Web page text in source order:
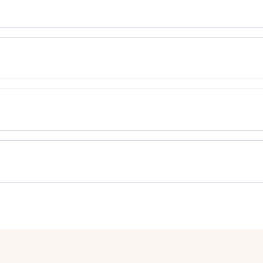
do włosów suchych i zniszczonych. Jej odżywiająca
wypełniają uszkodzone obszary włosa, zapewniając
nadając Twoim włosom połysk i elastyczność!
Trimethicone, Argania Spinosa (Argan) Kernel Oil,
Dimethylamine Lactate, Ethylhexylglycerin
Laurdimonium Hydroxypropyl, Hydrolyzed
włosów szamponem. Nie spłukuj. Rozpyl na mokre lub